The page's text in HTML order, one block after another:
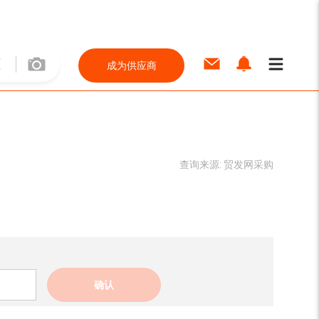
成为供应商
查询来源: 贸发网采购
确认